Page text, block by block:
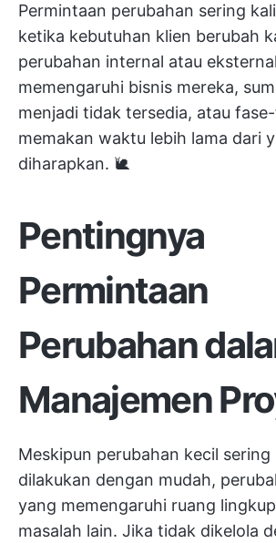
Permintaan perubahan sering
ketika kebutuhan klien berubah
perubahan internal atau
memengaruhi bisnis mereka,
menjadi tidak tersedia, atau
memakan waktu lebih lama dari
diharapkan. 🐌
Pentingnya
Permintaan
Perubahan
Manajemen
Meskipun perubahan kecil sering
dilakukan dengan mudah,
yang memengaruhi ruang
masalah lain. Jika tidak dikelola